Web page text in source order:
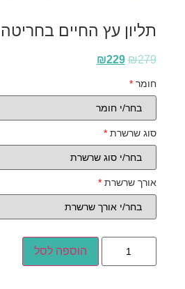
תליון עץ החיים
₪279
₪229
חומר*
סוג שרשרת*
אורך שרשרת*
הוספה לסל